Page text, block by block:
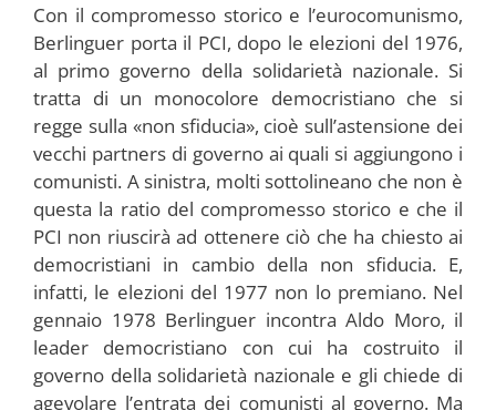
Con il compromesso storico e l’eurocomunismo,
Berlinguer porta il PCI, dopo le elezioni del 1976,
al primo governo della solidarietà nazionale. Si
tratta di un monocolore democristiano che si
regge sulla «non sfiducia», cioè sull’astensione dei
vecchi partners di governo ai quali si aggiungono i
comunisti. A sinistra, molti sottolineano che non è
questa la ratio del compromesso storico e che il
PCI non riuscirà ad ottenere ciò che ha chiesto ai
democristiani in cambio della non sfiducia. E,
infatti, le elezioni del 1977 non lo premiano. Nel
gennaio 1978 Berlinguer incontra Aldo Moro, il
leader democristiano con cui ha costruito il
governo della solidarietà nazionale e gli chiede di
agevolare l’entrata dei comunisti al governo. Ma